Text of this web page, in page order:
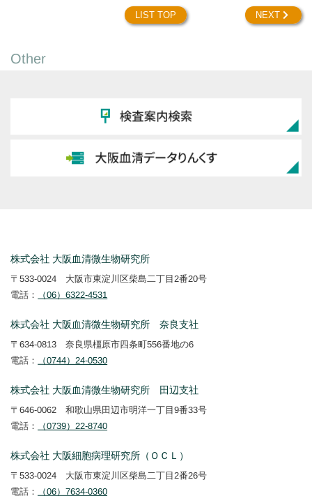
LIST TOP NEXT
Other
株式会社 大阪血清微生物研究所
〒533-0024 大阪市東淀川区柴島二丁目2番20号
電話： （06）6322-4531
株式会社 大阪血清微生物研究所 奈良支社
〒634-0813 奈良県橿原市四条町556番地の6
電話： （0744）24-0530
株式会社 大阪血清微生物研究所 田辺支社
〒646-0062 和歌山県田辺市明洋一丁目9番33号
電話： （0739）22-8740
株式会社 大阪細胞病理研究所（ＯＣＬ）
〒533-0024 大阪市東淀川区柴島二丁目2番26号
電話： （06）7634-0360